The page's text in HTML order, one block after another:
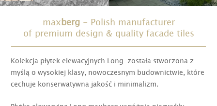
maxberg- Polish manufacturer
of premium design & quality facade tiles
Kolekcja płytek elewacyjnych Long została stworzona z
myślą o wysokiej klasy, nowoczesnym budownictwie, które
cechuje konserwatywna jakość i minimalizm.